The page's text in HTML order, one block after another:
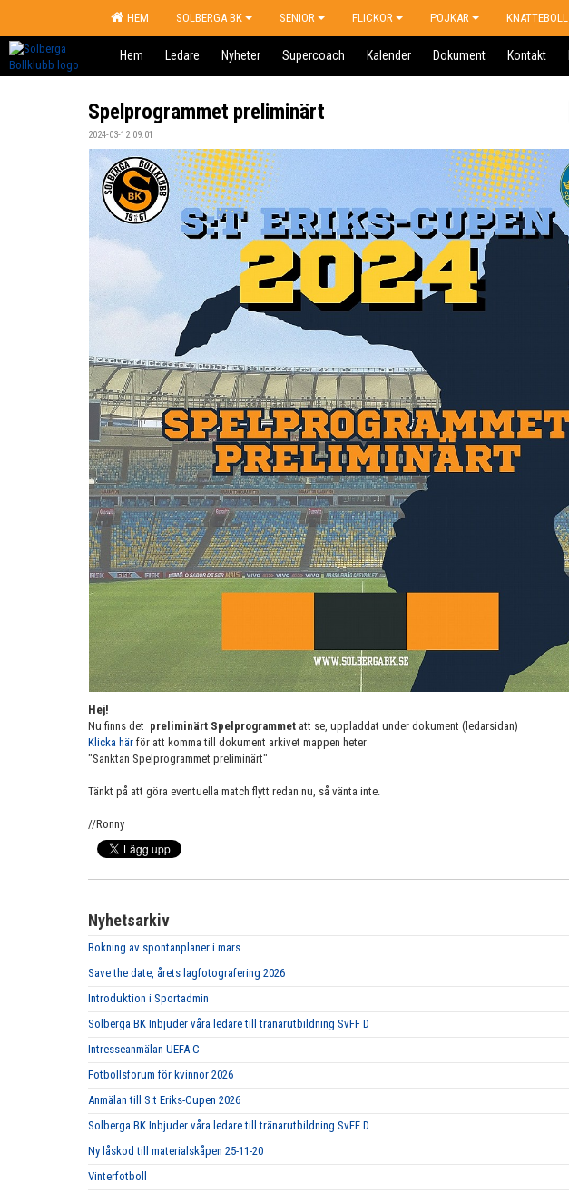
HEM SOLBERGA BK SENIOR FLICKOR POJKAR KNATTEBOLL
Hem Ledare Nyheter Supercoach Kalender Dokument Kontakt
Spelprogrammet preliminärt
2024-03-12 09:01
Hej!
Nu finns det preliminärt Spelprogrammet att se, uppladdat under dokument (ledarsidan)
Klicka här för att komma till dokument arkivet mappen heter
"Sanktan Spelprogrammet preliminärt"
Tänkt på att göra eventuella match flytt redan nu, så vänta inte.
//Ronny
Nyhetsarkiv
Bokning av spontanplaner i mars
Save the date, årets lagfotografering 2026
Introduktion i Sportadmin
Solberga BK Inbjuder våra ledare till tränarutbildning SvFF D
Intresseanmälan UEFA C
Fotbollsforum för kvinnor 2026
Anmälan till S:t Eriks-Cupen 2026
Solberga BK Inbjuder våra ledare till tränarutbildning SvFF D
Ny låskod till materialskåpen 25-11-20
Vinterfotboll